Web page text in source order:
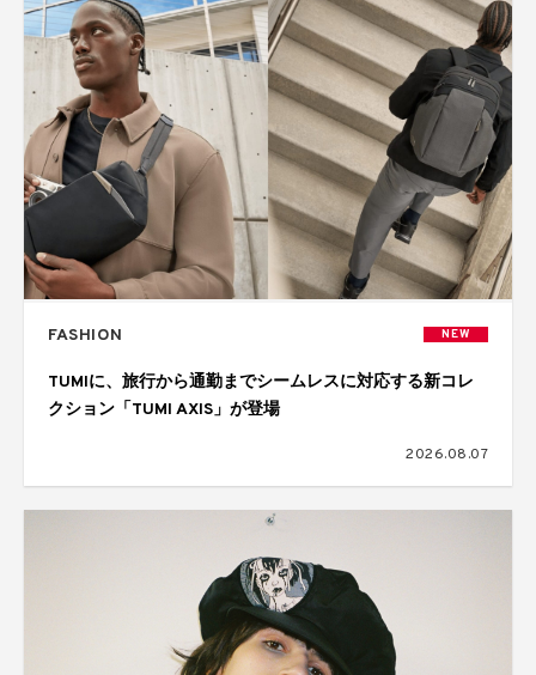
FASHION NEW
TUMIに、旅行から通勤までシームレスに対応する新コレ
クション「TUMI AXIS」が登場
2026.08.07